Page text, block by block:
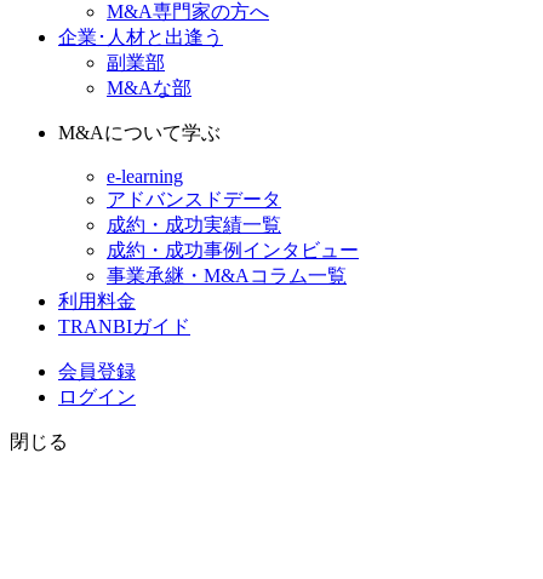
M&A専門家の方へ
企業･人材と出逢う
副業部
M&Aな部
M&Aについて学ぶ
e-learning
アドバンスドデータ
成約・成功実績一覧
成約・成功事例インタビュー
事業承継・M&Aコラム一覧
利用料金
TRANBIガイド
会員登録
ログイン
閉じる